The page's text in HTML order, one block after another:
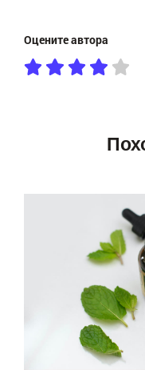
Оцените автора
Вы прочтете много
свойствах эфирного
организма (и